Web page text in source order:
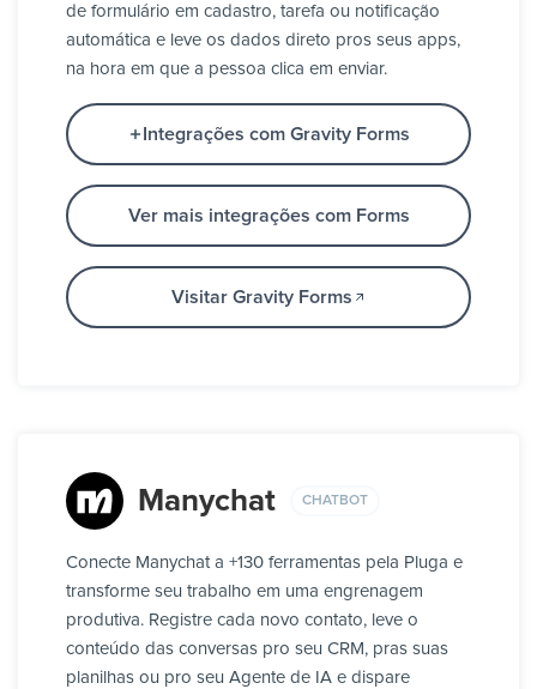
de formulário em cadastro, tarefa ou notificação
automática e leve os dados direto pros seus apps,
na hora em que a pessoa clica em enviar.
Integrações com Gravity Forms
Ver mais integrações com Forms
Visitar Gravity Forms
Manychat CHATBOT
Conecte Manychat a +130 ferramentas pela Pluga e
transforme seu trabalho em uma engrenagem
produtiva. Registre cada novo contato, leve o
conteúdo das conversas pro seu CRM, pras suas
planilhas ou pro seu Agente de IA e dispare